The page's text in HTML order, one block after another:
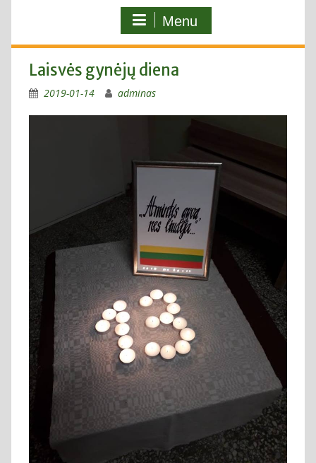
Menu
Laisvės gynėjų diena
2019-01-14 adminas